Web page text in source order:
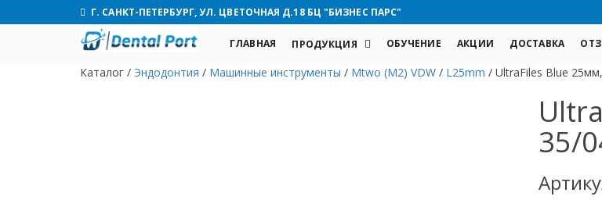
Г. САНКТ-ПЕТЕРБУРГ, УЛ. ЦВЕТОЧНАЯ Д.18 БЦ "БИЗНЕС ПАРС"
ГЛАВНАЯ ПРОДУКЦИЯ ОБУЧЕНИЕ АКЦИИ ДОСТАВКА
Каталог / Эндодонтия / Машинные инструменты / Mtwo (M2) VDW / L25mm / UltraFiles Blue
35/